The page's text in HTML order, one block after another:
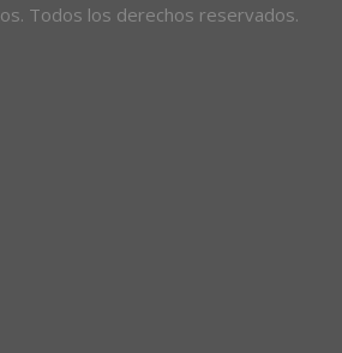
Todos los derechos reservados.